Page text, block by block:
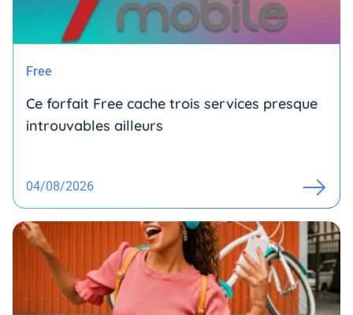
Free
Ce forfait Free cache trois services presque
introuvables ailleurs
04/08/2026